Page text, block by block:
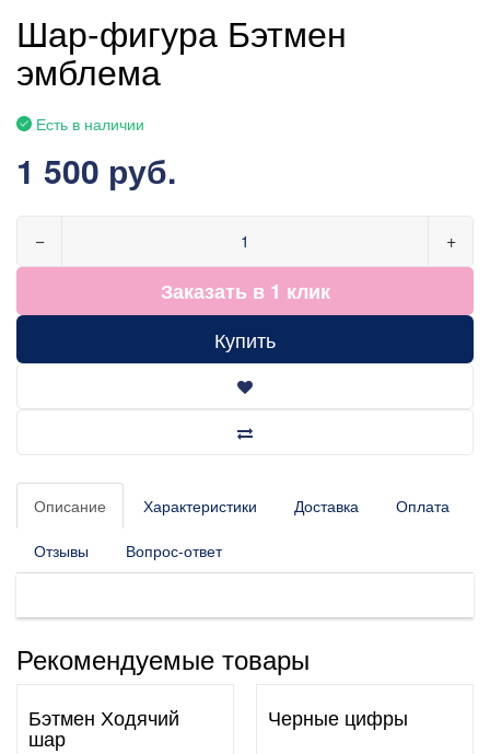
Шар-фигура Бэтмен
эмблема
Есть в наличии
1 500 руб.
− +
Заказать в 1 клик
Купить
Описание Характеристики Доставка Оплата
Отзывы Вопрос-ответ
Рекомендуемые товары
Бэтмен Ходячий
шар
Черные цифры